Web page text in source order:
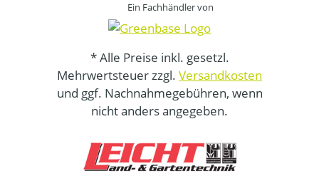
Ein Fachhändler von
* Alle Preise inkl. gesetzl.
Mehrwertsteuer zzgl. Versandkosten
und ggf. Nachnahmegebühren, wenn
nicht anders angegeben.